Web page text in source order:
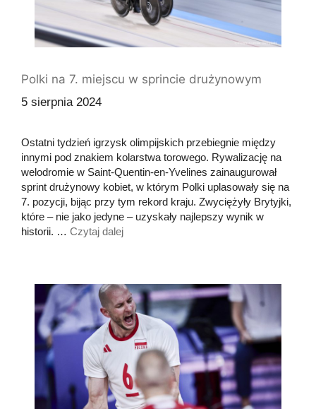
Polki na 7. miejscu w sprincie drużynowym
5 sierpnia 2024
Ostatni tydzień igrzysk olimpijskich przebiegnie między
innymi pod znakiem kolarstwa torowego. Rywalizację na
welodromie w Saint-Quentin-en-Yvelines zainaugurował
sprint drużynowy kobiet, w którym Polki uplasowały się na
7. pozycji, bijąc przy tym rekord kraju. Zwyciężyły Brytyjki,
które – nie jako jedyne – uzyskały najlepszy wynik w
historii. … Czytaj dalej